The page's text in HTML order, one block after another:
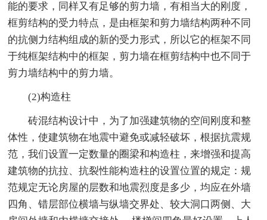
能的要求，同样又有足够的剪力墙，有相当大的刚度，
框剪结构的受力特点，是由框架和剪力墙结构两种不同
的抗侧力结构组成的新的受力形式，所以它的框架不同
于纯框架结构中的框架，剪力墙在框剪结构中也不同于
剪力墙结构中的剪力墙。
(2)构造柱
砖混结构设计中，为了加强建筑物的空间刚度和整
体性，使建筑物在地震中避免或减轻破坏，根据抗震规
范，我们设置一定数量的圈梁和构造柱，来增强和提高
建筑物的抗拉、抗裂性能构造柱的设置位置的规定：规
范规定无论房屋的层数和地震烈度是多少，均应在外墙
四角、错层部位横墙与纵墙交界处、较大洞口两侧、大